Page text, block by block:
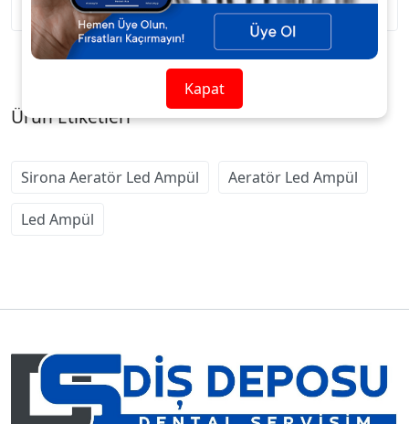
Ürün Etiketleri
Sirona Aeratör Led Ampül Aeratör Led Ampül
Led Ampül
Kapat